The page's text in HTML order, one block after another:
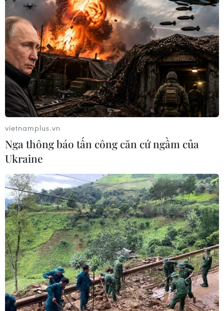
vietnamplus.vn
Nga thông báo tấn công căn cứ ngầm của
Ukraine